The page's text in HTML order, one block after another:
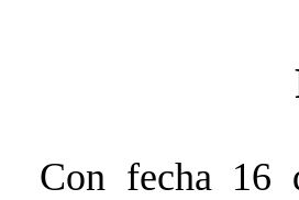
Con fecha 16